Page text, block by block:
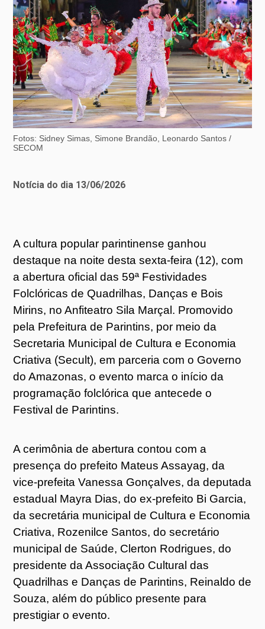
Fotos: Sidney Simas, Simone Brandão, Leonardo Santos /
SECOM
Notícia do dia 13/06/2026
A cultura popular parintinense ganhou
destaque na noite desta sexta-feira (12), com
a abertura oficial das 59ª Festividades
Folclóricas de Quadrilhas, Danças e Bois
Mirins, no Anfiteatro Sila Marçal. Promovido
pela Prefeitura de Parintins, por meio da
Secretaria Municipal de Cultura e Economia
Criativa (Secult), em parceria com o Governo
do Amazonas, o evento marca o início da
programação folclórica que antecede o
Festival de Parintins.
A cerimônia de abertura contou com a
presença do prefeito Mateus Assayag, da
vice-prefeita Vanessa Gonçalves, da deputada
estadual Mayra Dias, do ex-prefeito Bi Garcia,
da secretária municipal de Cultura e Economia
Criativa, Rozenilce Santos, do secretário
municipal de Saúde, Clerton Rodrigues, do
presidente da Associação Cultural das
Quadrilhas e Danças de Parintins, Reinaldo de
Souza, além do público presente para
prestigiar o evento.